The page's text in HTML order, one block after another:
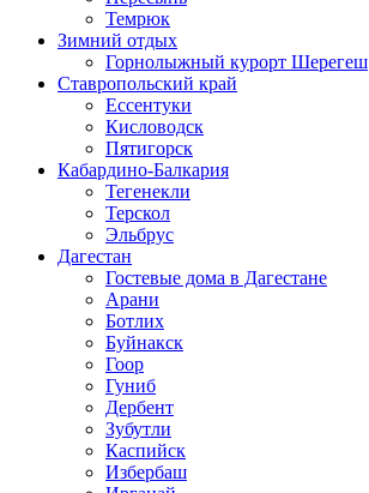
Темрюк
Зимний отдых
Горнолыжный курорт Шерегеш
Ставропольский край
Ессентуки
Кисловодск
Пятигорск
Кабардино-Балкария
Тегенекли
Терскол
Эльбрус
Дагестан
Гостевые дома в Дагестане
Арани
Ботлих
Буйнакск
Гоор
Гуниб
Дербент
Зубутли
Каспийск
Избербаш